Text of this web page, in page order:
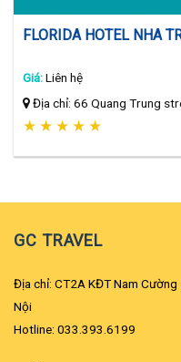
FLORIDA HOTEL NHA
Giá:Liên hệ
Địa chỉ: 66 Quang Trung
★ ★ ★ ★ ★
GC TRAVEL
Địa chỉ: CT2A KĐT Nam
Nội
Hotline: 033.393.6199